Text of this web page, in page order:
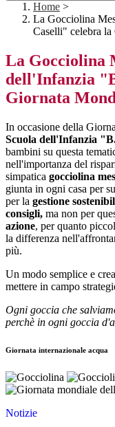
Home >
La Gocciolina
Caselli" celebra
La Gocciolina
dell'Infanzia
Giornata
In occasione della
Scuola dell'Infanzia
bambini su questa
nell'importanza del
simpatica gocciolina
giunta in ogni casa per
per la gestione
consigli, ma non per
azione, per quanto
la differenza
più.
Un modo semplice e
mettere in campo
Ogni goccia che
perchè in ogni goccia
Giornata internazionale acqua
Notizie